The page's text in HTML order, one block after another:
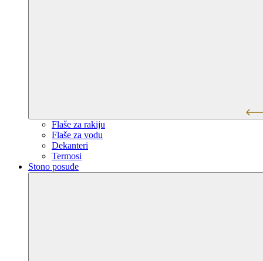
Flaše za rakiju
Flaše za vodu
Dekanteri
Termosi
Stono posuđe